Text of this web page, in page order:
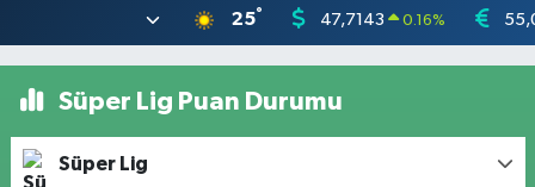
25° 47,7143 0.16%
Süper Lig Puan Durumu
Süper Lig